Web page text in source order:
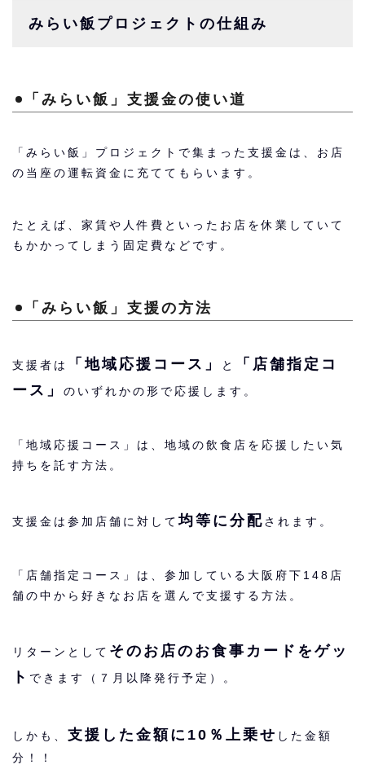
みらい飯プロジェクトの仕組み
「みらい飯」支援金の使い道
「みらい飯」プロジェクトで集まった支援金は、お店
の当座の運転資金に充ててもらいます。
たとえば、家賃や人件費といったお店を休業していて
もかかってしまう固定費などです。
「みらい飯」支援の方法
支援者は 「地域応援コース」 と
「店舗指定コ
ース」
のいずれかの形で応援します。
「地域応援コース」は、地域の飲食店を応援したい気
持ちを託す方法。
支援金は参加店舗に対して均等に分配されます。
「店舗指定コース」は、参加している大阪府下148店
舗の中から好きなお店を選んで支援する方法。
リターンとして そのお店のお食事カードをゲッ
ト できます（７月以降発行予定）。
しかも、 支援した金額に10％上乗せ した金額
分！！